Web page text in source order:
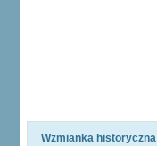
Wzmianka historyczna